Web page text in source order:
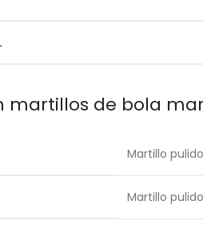
martillos de bola
Martillo
Martillo